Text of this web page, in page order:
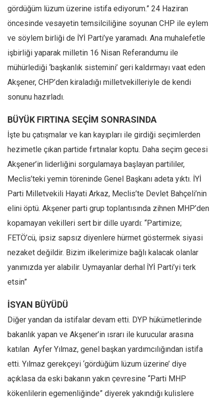
gördüğüm lüzum üzerine istifa ediyorum.” 24 Haziran
öncesinde vesayetin temsilciliğine soyunan CHP ile eylem
ve söylem birliği de İYİ Parti’ye yaramadı. Ana muhalefetle
işbirliği yaparak milletin 16 Nisan Referandumu ile
mühürlediği ‘başkanlık sistemini’ geri kaldırmayı vaat eden
Akşener, CHP’den kiraladığı milletvekilleriyle de kendi
sonunu hazırladı.
BÜYÜK FIRTINA SEÇİM SONRASINDA
İşte bu çatışmalar ve kan kayıpları ile girdiği seçimlerden
hezimetle çıkan partide fırtınalar koptu. Daha seçim gecesi
Akşener’in liderliğini sorgulamaya başlayan partililer,
Meclis’teki yemin töreninde Genel Başkanı adeta yıktı. İYİ
Parti Milletvekili Hayati Arkaz, Meclis’te Devlet Bahçeli’nin
elini öptü. Akşener parti grup toplantısında zihnen MHP’den
kopamayan vekilleri sert bir dille uyardı: “Partimize;
FETÖ’cü, ipsiz sapsız diyenlere hürmet göstermek siyasi
nezaket değildir. Bizim ilkelerimize bağlı kalacak olanlar
yanımızda yer alabilir. Uymayanlar derhal İYİ Parti’yi terk
etsin”
İSYAN BÜYÜDÜ
Diğer yandan da istifalar devam etti. DYP hükümetlerinde
bakanlık yapan ve Akşener’in ısrarı ile kurucular arasına
katılan Ayfer Yılmaz, genel başkan yardımcılığından istifa
etti. Yılmaz gerekçeyi ‘gördüğüm lüzum üzerine’ diye
açıklasa da eski bakanın yakın çevresine “Parti MHP
kökenlilerin egemenliğinde” diyerek yakındığı kulislere